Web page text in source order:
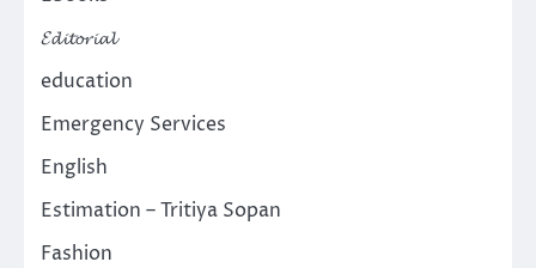
𝓔𝓭𝓲𝓽𝓸𝓻𝓲𝓪𝓵
education
Emergency Services
English
Estimation – Tritiya Sopan
Fashion